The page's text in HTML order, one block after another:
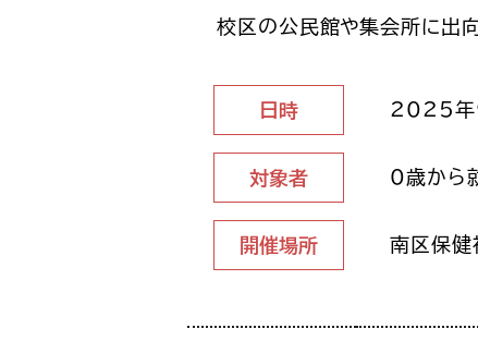
校区の公民館や集会所に出
日時 2025年9
対象者 0歳から
開催場所 南区保健